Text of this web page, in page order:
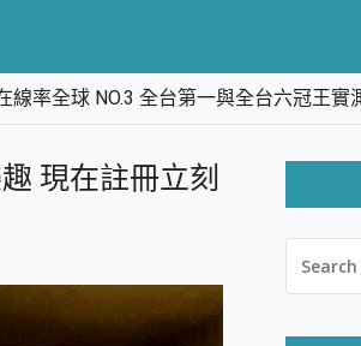
率全球 NO.3 全台第一與全台六冠王實
態硬碟開箱 評測
太陽能防水雲端攝影機 SpotCam
14吋 開箱評價，AI輕薄商務筆電
素 LumaColor 影像、持久續航與 IP69K
低反光玻璃、藍寶石鏡頭貼與軍規防摔
現在註冊立刻
FOR: